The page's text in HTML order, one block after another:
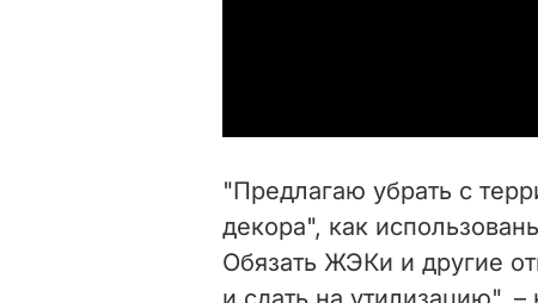
"Предлагаю убрать с
декора", как
Обязать ЖЭКи и другие